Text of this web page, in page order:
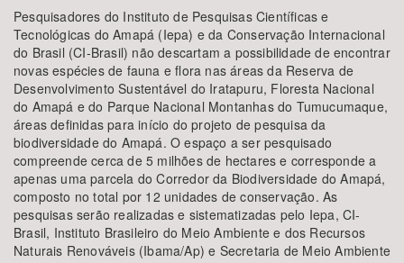
Subtema
Área de Levantamento
Área Protegida
BUSCAR
Pesquisadores do Instituto de Pesquisas Científicas e
Tecnológicas do Amapá (Iepa) e da Conservação Internacional
do Brasil (CI-Brasil) não descartam a possibilidade de encontrar
novas espécies de fauna e flora nas áreas da Reserva de
Desenvolvimento Sustentável do Iratapuru, Floresta Nacional
do Amapá e do Parque Nacional Montanhas do Tumucumaque,
áreas definidas para início do projeto de pesquisa da
biodiversidade do Amapá. O espaço a ser pesquisado
compreende cerca de 5 milhões de hectares e corresponde a
apenas uma parcela do Corredor da Biodiversidade do Amapá,
composto no total por 12 unidades de conservação. As
pesquisas serão realizadas e sistematizadas pelo Iepa, CI-
Brasil, Instituto Brasileiro do Meio Ambiente e dos Recursos
Naturais Renováveis (Ibama/Ap) e Secretaria de Meio Ambiente